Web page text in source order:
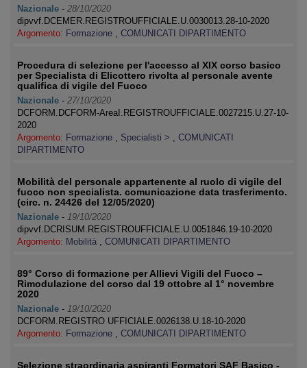
Nazionale - 28/10/2020
dipvvf.DCEMER.REGISTROUFFICIALE.U.0030013.28-10-2020
Argomento: Formazione , COMUNICATI DIPARTIMENTO
Procedura di selezione per l'accesso al XIX corso basico
per Specialista di Elicottero rivolta al personale avente
qualifica di vigile del Fuoco
Nazionale - 27/10/2020
DCFORM.DCFORM-AreaI.REGISTROUFFICIALE.0027215.U.27-10-
2020
Argomento: Formazione , Specialisti > , COMUNICATI
DIPARTIMENTO
Mobilità del personale appartenente al ruolo di vigile del
fuoco non specialista. comunicazione data trasferimento.
(circ. n. 24426 del 12/05/2020)
Nazionale - 19/10/2020
dipvvf.DCRISUM.REGISTROUFFICIALE.U.0051846.19-10-2020
Argomento: Mobilità , COMUNICATI DIPARTIMENTO
89° Corso di formazione per Allievi Vigili del Fuoco –
Rimodulazione del corso dal 19 ottobre al 1° novembre
2020
Nazionale - 19/10/2020
DCFORM.REGISTRO UFFICIALE.0026138.U.18-10-2020
Argomento: Formazione , COMUNICATI DIPARTIMENTO
Selezione straordinaria aspiranti Formatori SAF Basico -